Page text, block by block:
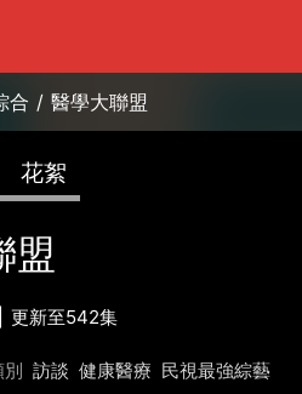
合 / 醫學大聯盟
花絮
盟
更新至542集
別 訪談 健康醫療 民視最強綜藝